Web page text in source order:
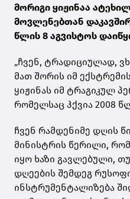
მორიგი ყიჟინაა
მოვლენებთან
წლის 8 აგვისტოს
„ჩვენ, ტრადიციულად,
მათ შორის იმ
ყიჟინას იმ ტრაგიკულ
რომელსაც ჰქვია 2008
ჩვენ რამდენიმე დღის
მინისტრის წერილი,
იყო ხაზი გავლებული,
დღეების შემდეგ
ინსტრუმენტალიზება